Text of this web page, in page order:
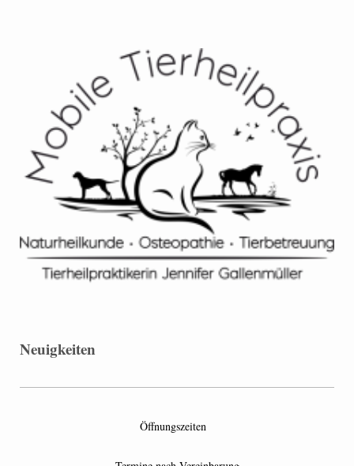
Neuigkeiten
Öffnungszeiten